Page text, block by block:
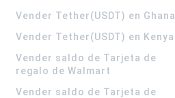
Vender Tether(USDT) en Ghana
Vender Tether(USDT) en Kenya
Vender saldo de Tarjeta de
regalo de Walmart
Vender saldo de Tarjeta de